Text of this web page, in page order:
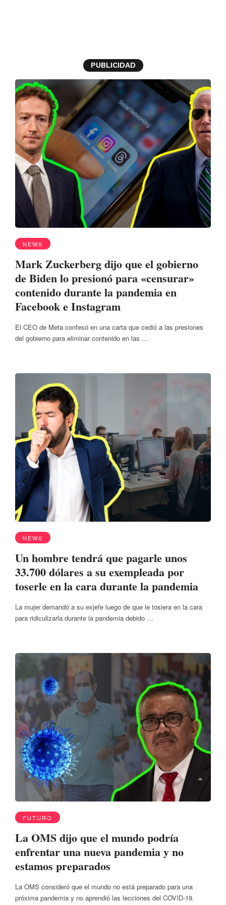
PUBLICIDAD
NEWS
Mark Zuckerberg dijo que el gobierno
de Biden lo presionó para «censurar»
contenido durante la pandemia en
Facebook e Instagram
El CEO de Meta confesó en una carta que cedió a las presiones
del gobierno para eliminar contenido en las …
NEWS
Un hombre tendrá que pagarle unos
33.700 dólares a su exempleada por
toserle en la cara durante la pandemia
La mujer demandó a su exjefe luego de que le tosiera en la cara
para ridiculizarla durante la pandemia debido …
FUTURO
La OMS dijo que el mundo podría
enfrentar una nueva pandemia y no
estamos preparados
La OMS consideró que el mundo no está preparado para una
próxima pandemia y no aprendió las lecciones del COVID-19.